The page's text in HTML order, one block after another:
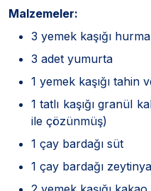
Malzemeler:
3 yemek kaşığı
3 adet yumurta
1 yemek kaşığı tahin
1 tatlı kaşığı granül
ile çözünmüş)
1 çay bardağı süt
1 çay bardağı